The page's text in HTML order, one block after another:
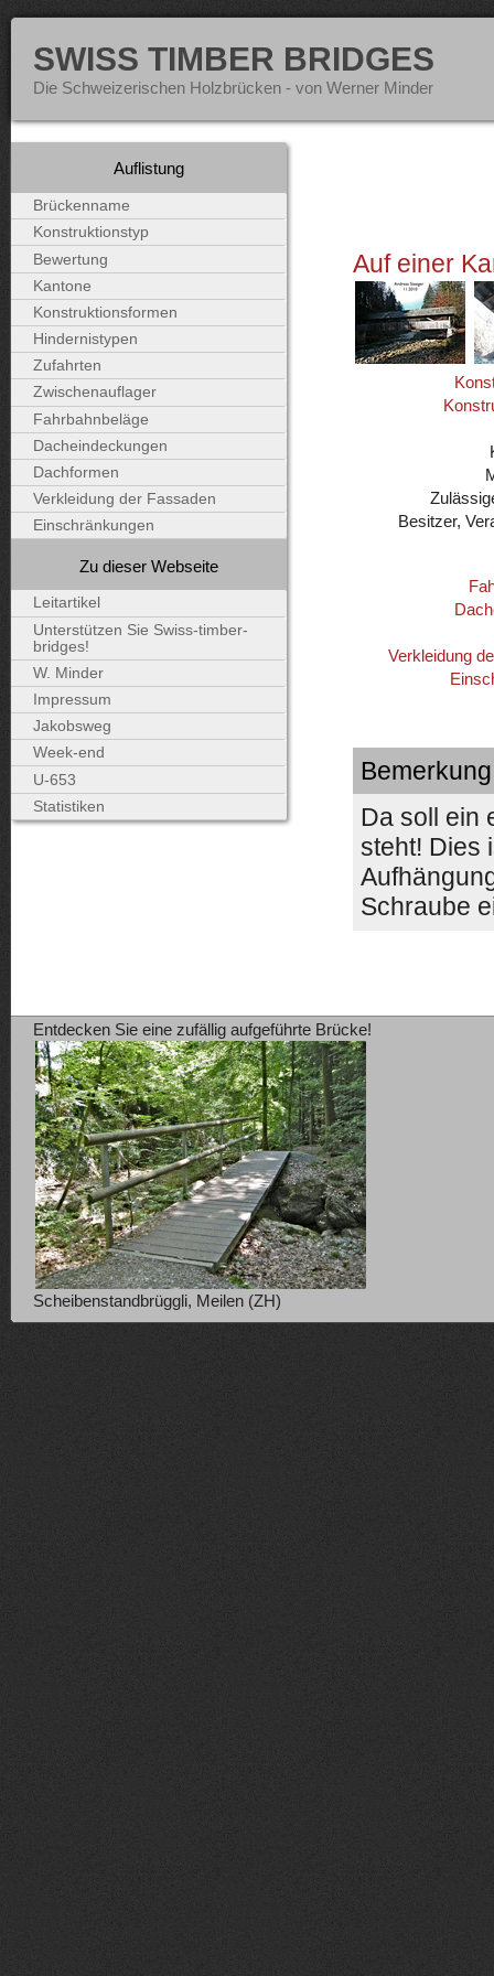
SWISS TIMBER BRIDGES
Die Schweizerischen Holzbrücken - von Werner Minder
Auf einer
Besitzer,
Verkleidung
Bemerkung
Da soll ein
steht! Dies
Schraube
Auflistung
Brückenname
Konstruktionstyp
Bewertung
Kantone
Konstruktionsformen
Hindernistypen
Zufahrten
Zwischenauflager
Fahrbahnbeläge
Dacheindeckungen
Dachformen
Verkleidung der Fassaden
Einschränkungen
Zu dieser Webseite
Leitartikel
Unterstützen Sie Swiss-timber-
bridges!
W. Minder
Impressum
Jakobsweg
Week-end
U-653
Statistiken
Entdecken Sie eine zufällig aufgeführte Brücke!
Scheibenstandbrüggli, Meilen (ZH)